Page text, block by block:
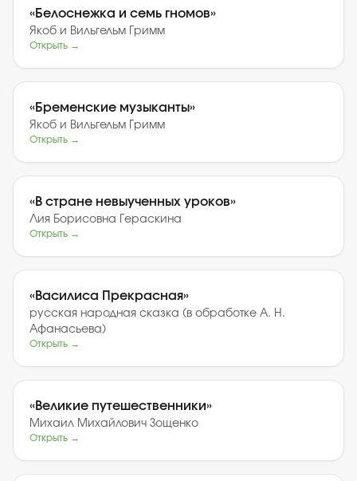
«Белоснежка и семь гномов»
Якоб и Вильгельм Гримм
Открыть →
«Бременские музыканты»
Якоб и Вильгельм Гримм
Открыть →
«В стране невыученных уроков»
Лия Борисовна Гераскина
Открыть →
«Василиса Прекрасная»
русская народная сказка (в обработке А. Н.
Афанасьева)
Открыть →
«Великие путешественники»
Михаил Михайлович Зощенко
Открыть →